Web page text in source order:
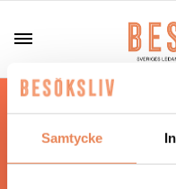
Samtycke
Hos oss läser du
nyheter och
Besöksliv i sin